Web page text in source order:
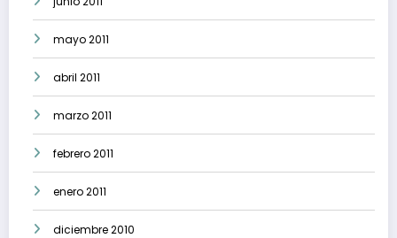
mayo 2011
abril 2011
marzo 2011
febrero 2011
enero 2011
diciembre 2010